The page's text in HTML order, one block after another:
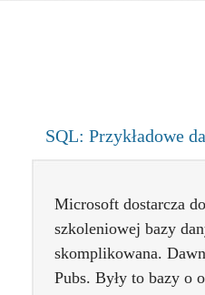
SQL: Przykładowe
Microsoft dostarcza
szkoleniowej bazy
skomplikowana.
Pubs. Były to bazy o